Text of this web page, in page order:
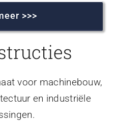
>>>
voor machinebouw,
en industriële